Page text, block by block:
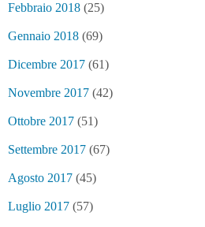
Febbraio 2018 (25)
Gennaio 2018 (69)
Dicembre 2017 (61)
Novembre 2017 (42)
Ottobre 2017 (51)
Settembre 2017 (67)
Agosto 2017 (45)
Luglio 2017 (57)